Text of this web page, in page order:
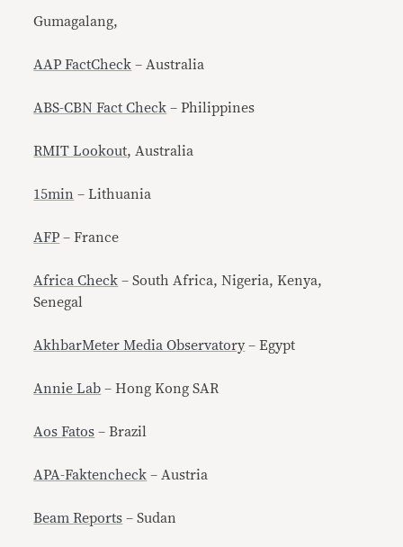
Gumagalang,
AAP FactCheck – Australia
ABS-CBN Fact Check – Philippines
RMIT Lookout, Australia
15min – Lithuania
AFP – France
Africa Check – South Africa, Nigeria, Kenya,
Senegal
AkhbarMeter Media Observatory – Egypt
Annie Lab – Hong Kong SAR
Aos Fatos – Brazil
APA-Faktencheck – Austria
Beam Reports – Sudan